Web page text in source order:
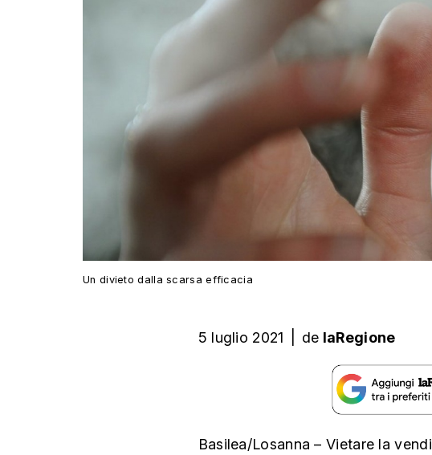
Un divieto dalla scarsa efficacia
5 luglio 2021 de laRegione
Basilea/Losanna – Vietare la